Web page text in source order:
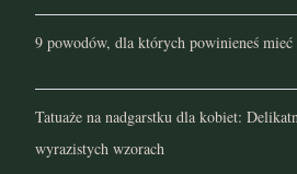
9 powodów, dla których powinieneś
Tatuaże na nadgarstku dla kobiet:
wyrazistych wzorach